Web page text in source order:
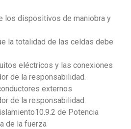
los dispositivos de maniobra y
la totalidad de las celdas debe
eléctricos y las conexiones
de la responsabilidad.
externos
de la responsabilidad.
de Potencia
de la fuerza